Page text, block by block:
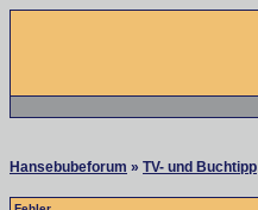
Hansebubeforum » TV- und Buchtipp